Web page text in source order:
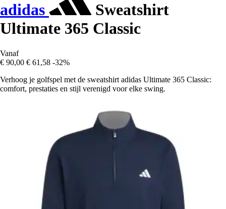
adidas
Sweatshirt
Ultimate 365 Classic
Vanaf
€ 90,00 € 61,58 -32%
Verhoog je golfspel met de sweatshirt adidas Ultimate 365 Classic:
comfort, prestaties en stijl verenigd voor elke swing.